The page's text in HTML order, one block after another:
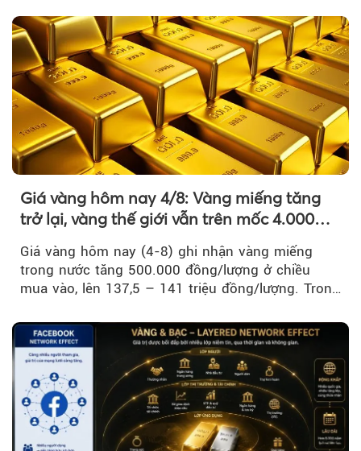
Giá vàng hôm nay 4/8: Vàng miếng tăng
trở lại, vàng thế giới vẫn trên mốc 4.000
Giá vàng hôm nay (4-8) ghi nhận vàng miếng
trong nước tăng 500.000 đồng/lượng ở chiều
mua vào, lên 137,5 – 141 triệu đồng/lượng. Trong
trì trên ngưỡng 4.000 USD/ounce.